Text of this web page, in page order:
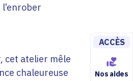
ACCÈS
Nos aides
cet atelier mêle
chaleureuse